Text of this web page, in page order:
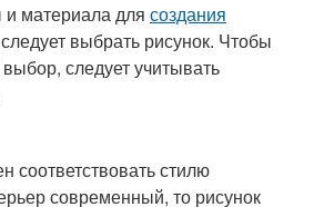
материала для создания
выбрать рисунок. Чтобы
следует учитывать
соответствовать стилю
современный, то рисунок